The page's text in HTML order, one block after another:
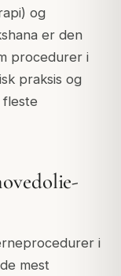
og
er den
procedurer i
praksis og
i
mest